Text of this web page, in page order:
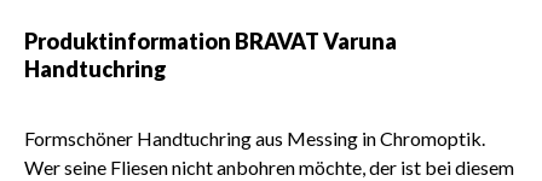
Produktinformation BRAVAT Varuna
Handtuchring
Formschöner Handtuchring aus Messing in Chromoptik.
Wer seine Fliesen nicht anbohren möchte, der ist bei diesem